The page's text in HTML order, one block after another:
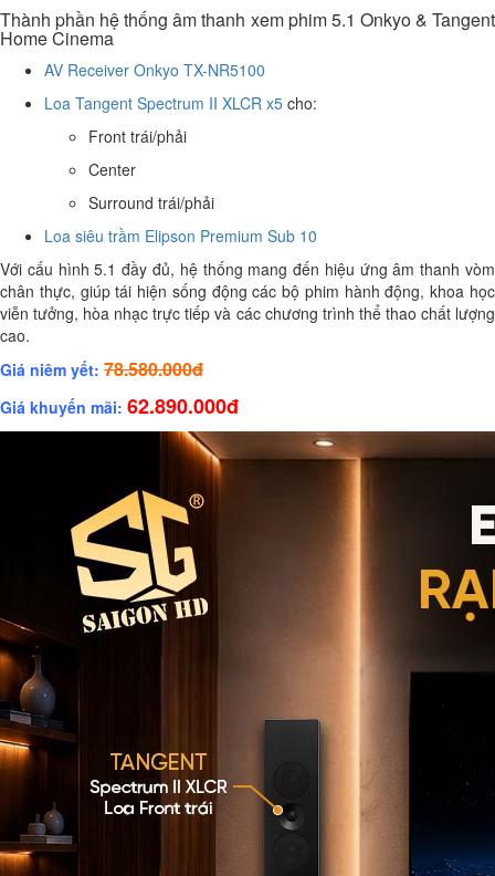
Thành phần hệ thống âm thanh xem phim 5.1 Onkyo & Tangent
Home Cinema
AV Receiver Onkyo TX-NR5100
Loa Tangent Spectrum II XLCR x5 cho:
Front trái/phải
Center
Surround trái/phải
Loa siêu trầm Elipson Premium Sub 10
Với cấu hình 5.1 đầy đủ, hệ thống mang đến hiệu ứng âm thanh vòm
chân thực, giúp tái hiện sống động các bộ phim hành động, khoa học
viễn tưởng, hòa nhạc trực tiếp và các chương trình thể thao chất lượng
cao.
Giá niêm yết: 78.580.000đ
Giá khuyến mãi: 62.890.000đ